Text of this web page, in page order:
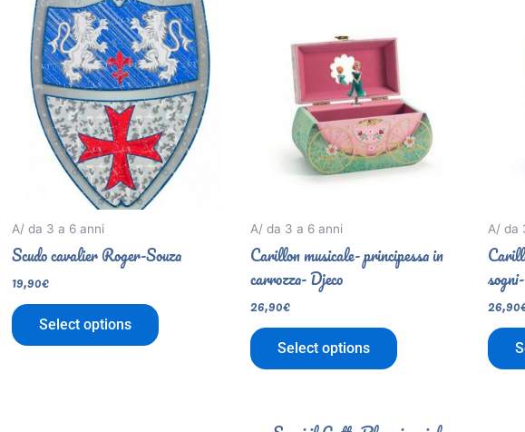
A/ da 3 a 6 anni
Scudo cavalier Roger-Souza
19,90€
Select options
A/ da 3 a 6 anni
Carillon musicale- principessa in
carrozza- Djeco
26,90€
Select options
A/ da
26,90